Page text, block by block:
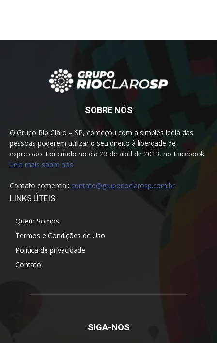
SOBRE NÓS
O Grupo Rio Claro – SP, começou com a simples ideia das
pessoas poderem utilizar o seu direito à liberdade de
expressão. Foi criado no dia 23 de abril de 2013, no Facebook.
Leia mais sobre nós
Contato comercial: contato@gruporioclarosp.com.br
LINKS ÚTEIS
Quem Somos
Termos e Condições de Uso
Política de privacidade
Contato
SIGA-NOS